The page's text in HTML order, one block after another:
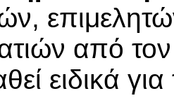
από
ειδικά